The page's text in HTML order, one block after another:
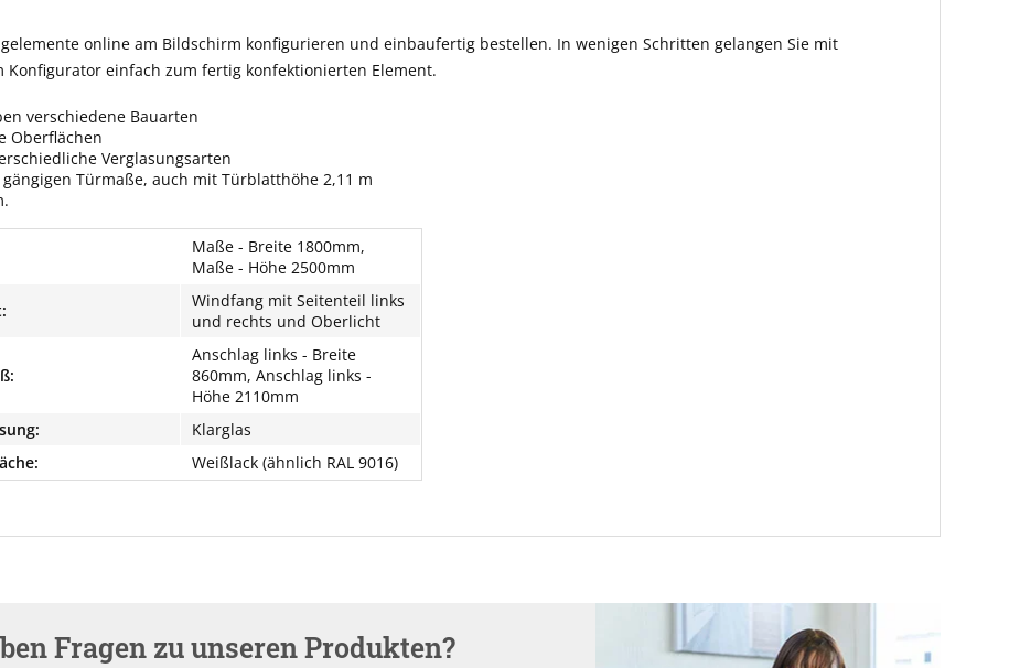
online am Bildschirm konfigurieren und einbaufertig bestellen. In wenigen Schritten gelangen Sie mit
Konfigurator einfach zum fertig konfektionierten Element.
verschiedene Bauarten
Oberflächen
Verglasungsarten
Türmaße, auch mit Türblatthöhe 2,11 m
Maße - Breite 1800mm,
Maße - Höhe 2500mm
Windfang mit Seitenteil links
und rechts und Oberlicht
Anschlag links - Breite
860mm, Anschlag links -
Höhe 2110mm
Klarglas
Weißlack (ähnlich RAL 9016)
Fragen zu unseren Produkten?